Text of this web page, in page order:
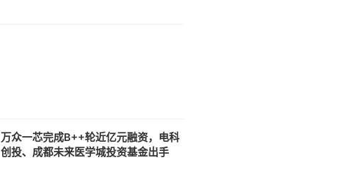
万众一芯完成B++轮近亿元融资，电科
创投、成都未来医学城投资基金出手